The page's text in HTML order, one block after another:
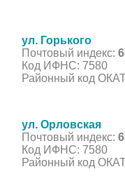
ул. Горького
Почтовый индекс:
Код ИФНС: 7580
Районный код
ул. Орловская
Почтовый индекс:
Код ИФНС: 7580
Районный код